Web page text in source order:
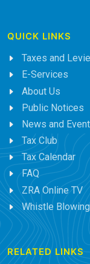
QUICK LINKS
Taxes and
E-Services
About Us
Public Notices
News and
Tax Club
Tax Calendar
FAQ
ZRA Online TV
Whistle
RELATED LINKS